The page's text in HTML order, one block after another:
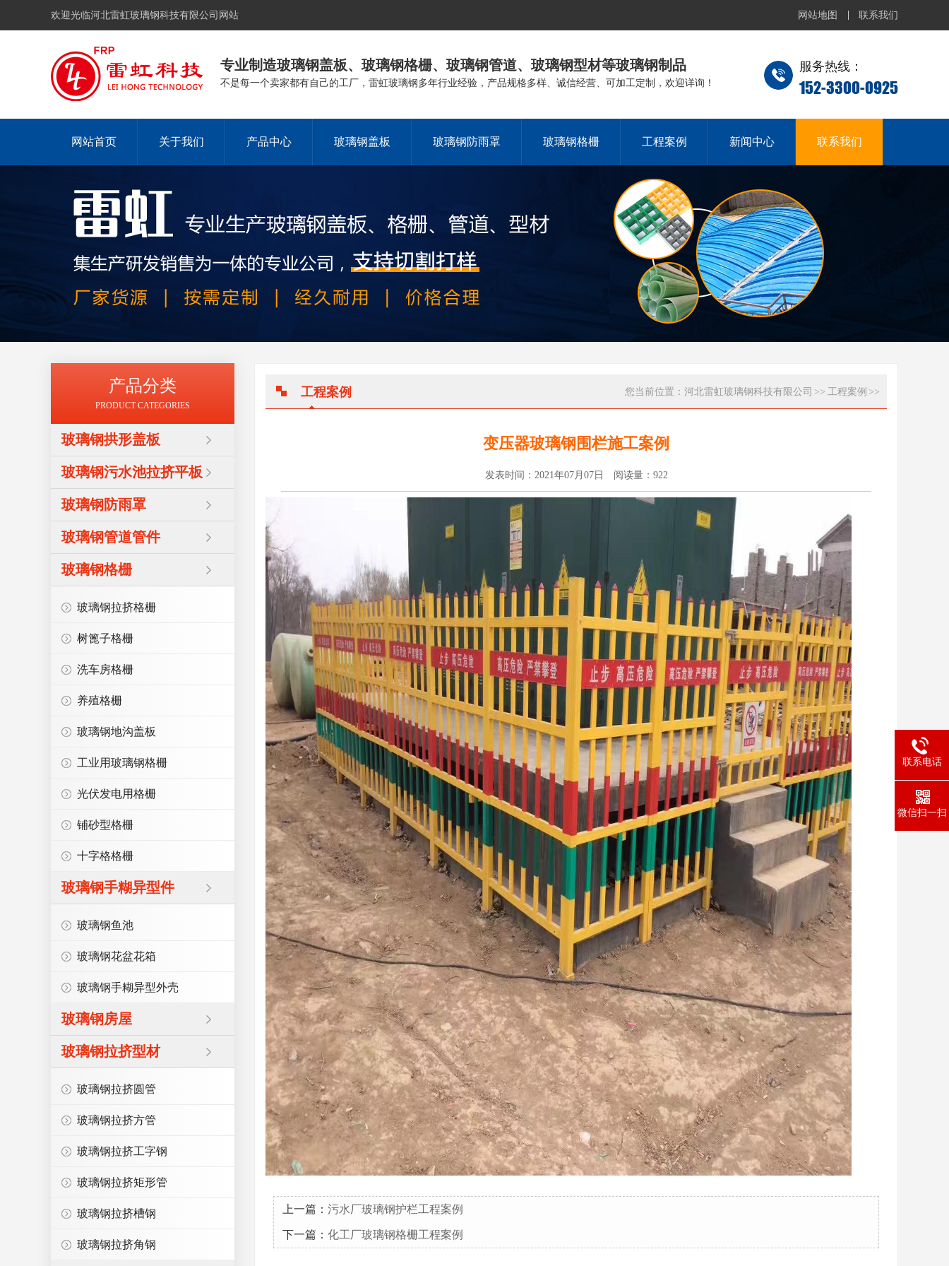
欢迎光临河北雷虹玻璃钢科技有限公司网站 网站地图 联系我们
专业制造玻璃钢盖板、玻璃钢格栅、玻璃钢管道、玻璃钢型材等玻璃钢制品
不是每一个卖家都有自己的工厂，雷虹玻璃钢多年行业经验，产品规格多样、诚信经营、可加工定制，欢迎详询！
服务热线：
152-3300-0925
网站首页 关于我们 产品中心 玻璃钢盖板 玻璃钢防雨罩 玻璃钢格栅 工程案例 新闻中心 联系我们
产品分类
PRODUCT CATEGORIES
玻璃钢拱形盖板
玻璃钢污水池拉挤平板
玻璃钢防雨罩
玻璃钢管道管件
玻璃钢格栅
玻璃钢拉挤格栅
树篦子格栅
洗车房格栅
养殖格栅
玻璃钢地沟盖板
工业用玻璃钢格栅
光伏发电用格栅
铺砂型格栅
十字格格栅
玻璃钢手糊异型件
玻璃钢鱼池
玻璃钢花盆花箱
玻璃钢手糊异型外壳
玻璃钢房屋
玻璃钢拉挤型材
玻璃钢拉挤圆管
玻璃钢拉挤方管
玻璃钢拉挤工字钢
玻璃钢拉挤矩形管
玻璃钢拉挤槽钢
玻璃钢拉挤角钢
您当前位置： 河北雷虹玻璃钢科技有限公司 >> 工程案例 >>
工程案例
变压器玻璃钢围栏施工案例
发表时间：2021年07月07日 阅读量： 922
上一篇： 污水厂玻璃钢护栏工程案例
下一篇： 化工厂玻璃钢格栅工程案例
联系电话
微信扫一扫